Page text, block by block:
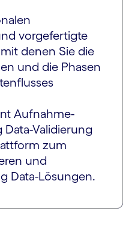
vorgefertigte
denen Sie die
und die Phasen
Aufnahme-
Data-Validierung
zum
und
Data-Lösungen.